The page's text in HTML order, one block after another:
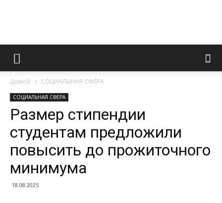
Информационно
портал
Домой СОЦИАЛЬНАЯ СФЕРА
СОЦИАЛЬНАЯ СФЕРА
Размер стипендии
студентам предложили
повысить до прожиточного
минимума
18.08.2025